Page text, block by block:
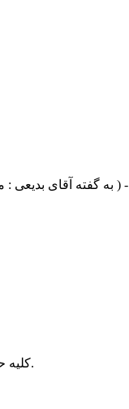
گفته آقای بدیعی :
کلیه حقوق مادی و معنوی این سایت برای این مجموعه محفوظ است.